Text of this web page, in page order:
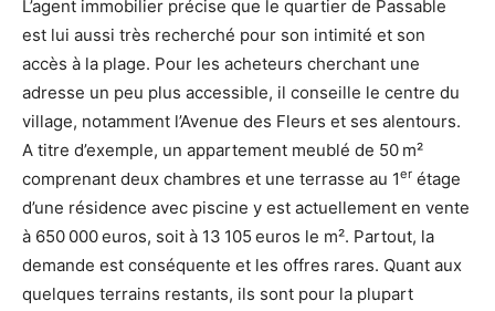
L’agent immobilier précise que le quartier de Passable
est lui aussi très recherché pour son intimité et son
accès à la plage. Pour les acheteurs cherchant une
adresse un peu plus accessible, il conseille le centre du
village, notamment l’Avenue des Fleurs et ses alentours.
A titre d’exemple, un appartement meublé de 50 m²
comprenant deux chambres et une terrasse au 1er étage
d’une résidence avec piscine y est actuellement en vente
à 650 000 euros, soit à 13 105 euros le m². Partout, la
demande est conséquente et les offres rares. Quant aux
quelques terrains restants, ils sont pour la plupart